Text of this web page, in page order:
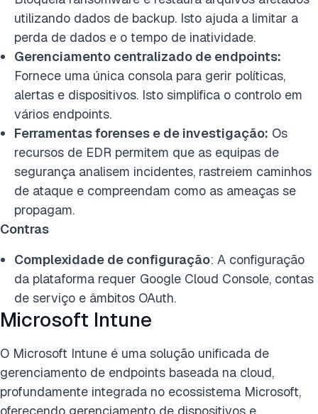
utilizando dados de backup. Isto ajuda a limitar a
perda de dados e o tempo de inatividade.
Gerenciamento centralizado de endpoints:
Fornece uma única consola para gerir políticas,
alertas e dispositivos. Isto simplifica o controlo em
vários endpoints.
Ferramentas forenses e de investigação: Os
recursos de EDR permitem que as equipas de
segurança analisem incidentes, rastreiem caminhos
de ataque e compreendam como as ameaças se
propagam.
Contras
Complexidade de configuração: A configuração
da plataforma requer Google Cloud Console, contas
de serviço e âmbitos OAuth.
Microsoft Intune
O Microsoft Intune é uma solução unificada de
gerenciamento de endpoints baseada na cloud,
profundamente integrada no ecossistema Microsoft,